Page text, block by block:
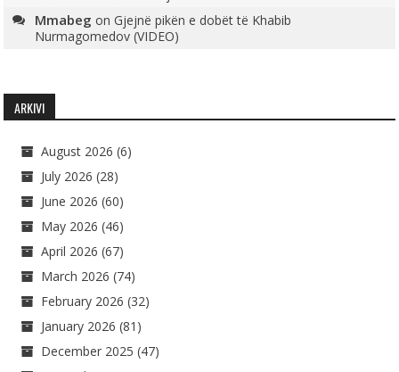
Mmabeg onGjejnë pikën e dobët të Khabib
Nurmagomedov (VIDEO)
ARKIVI
August 2026 (6)
July 2026 (28)
June 2026 (60)
May 2026 (46)
April 2026 (67)
March 2026 (74)
February 2026 (32)
January 2026 (81)
December 2025 (47)